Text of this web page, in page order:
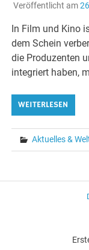
Veröffentlicht am
In Film und Kino
dem Schein
die Produzenten
integriert haben,
WEITERLESEN
Aktuelles &